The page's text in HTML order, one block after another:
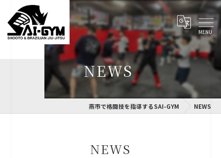
NEWS
燕市で格闘技を指導するSAI-GYM NEWS
NEWS